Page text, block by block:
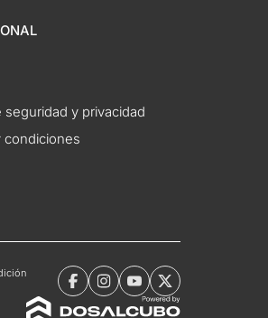
seguridad y privacidad
condiciones